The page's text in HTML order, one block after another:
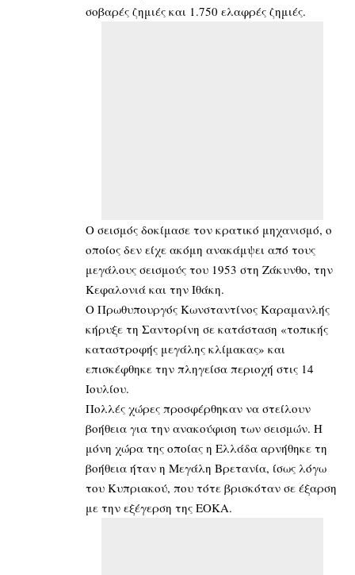
σοβαρές ζημιές και 1.750 ελαφρές ζημιές.
Ο σεισμός δοκίμασε τον κρατικό μηχανισμό, ο
οποίος δεν είχε ακόμη ανακάμψει από τους
μεγάλους σεισμούς του 1953 στη Ζάκυνθο, την
Κεφαλονιά και την Ιθάκη.
Ο Πρωθυπουργός Κωνσταντίνος Καραμανλής
κήρυξε τη Σαντορίνη σε κατάσταση «τοπικής
καταστροφής μεγάλης κλίμακας» και
επισκέφθηκε την πληγείσα περιοχή στις 14
Ιουλίου.
Πολλές χώρες προσφέρθηκαν να στείλουν
βοήθεια για την ανακούφιση των σεισμών. Η
μόνη χώρα της οποίας η Ελλάδα αρνήθηκε τη
βοήθεια ήταν η Μεγάλη Βρετανία, ίσως λόγω
του Κυπριακού, που τότε βρισκόταν σε έξαρση
με την εξέγερση της ΕΟΚΑ.